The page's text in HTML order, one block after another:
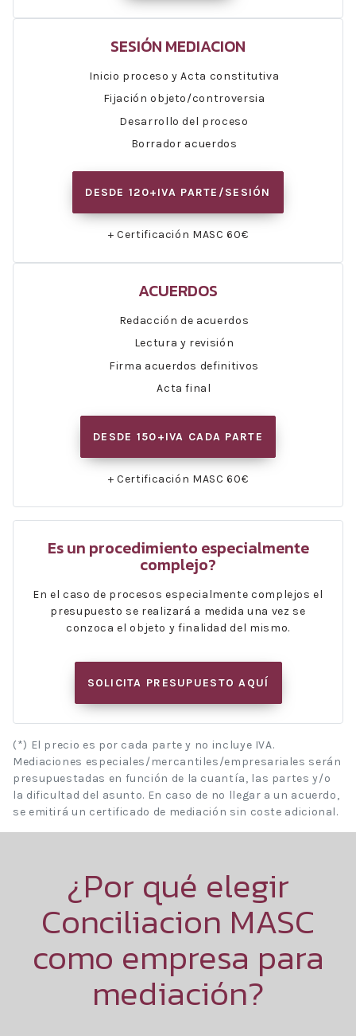
SESIÓN MEDIACION
Inicio proceso y Acta constitutiva
Fijación objeto/controversia
Desarrollo del proceso
Borrador acuerdos
DESDE 120+IVA PARTE/SESIÓN
+ Certificación MASC 60€
ACUERDOS
Redacción de acuerdos
Lectura y revisión
Firma acuerdos definitivos
Acta final
DESDE 150+IVA CADA PARTE
+ Certificación MASC 60€
Es un procedimiento especialmente
complejo?
En el caso de procesos especialmente complejos el
presupuesto se realizará a medida una vez se
conzoca el objeto y finalidad del mismo.
SOLICITA PRESUPUESTO AQUÍ
(*) El precio es por cada parte y no incluye IVA.
Mediaciones especiales/mercantiles/empresariales serán
presupuestadas en función de la cuantía, las partes y/o
la dificultad del asunto. En caso de no llegar a un acuerdo,
se emitirá un certificado de mediación sin coste adicional.
¿Por qué elegir
Conciliacion MASC
como empresa para
mediación?